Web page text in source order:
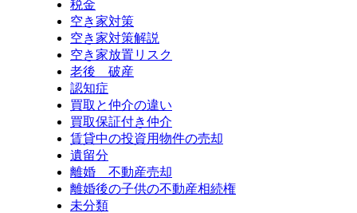
税金
空き家対策
空き家対策解説
空き家放置リスク
老後 破産
認知症
買取と仲介の違い
買取保証付き仲介
賃貸中の投資用物件の売却
遺留分
離婚 不動産売却
離婚後の子供の不動産相続権
未分類